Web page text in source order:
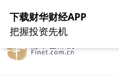
在线客服 关于我们
下载财华财经APP
把握投资先机